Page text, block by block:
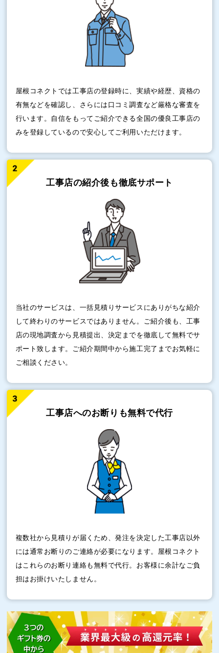
屋根コネクトでは工事店の登録時に、実績や経歴、資格の
有無などを確認し、さらには口コミ調査など厳格な審査を
行います。自信をもってご紹介できる全国の優良工事店の
みを登録しているので安心してご利用いただけます。
工事店の紹介後も徹底サポート
当社のサービスは、一括見積りサービスにありがちな紹介
して終わりのサービスではありません。ご紹介後も、工事
店の現地調査から見積提出、決定までを徹底して無料でサ
ポート致します。ご紹介期間中から施工完了までお気軽に
ご相談ください。
工事店へのお断りも無料で代行
複数社から見積りが届くため、発注を決定した工事店以外
には通常お断りのご連絡が必要になります。屋根コネクト
はこれらのお断り連絡も無料で代行。お客様に余計なご負
担はお掛けいたしません。